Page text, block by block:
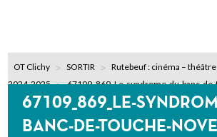
OT Clichy SORTIR Rutebeuf : cinéma – théâtre
2024-2025
67109_869_Le-syndrome-du-banc-
202267109_869_LE-
BANC-DE-TOUCHE-